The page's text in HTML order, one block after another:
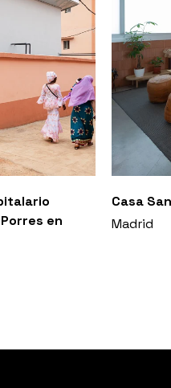
en
Casa
Madrid